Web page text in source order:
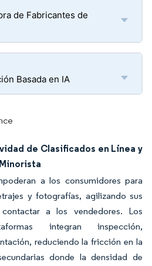
de Fabricantes de
Basada en IA
de Clasificados en Línea y
a los consumidores para
y fotografías, agilizando sus
a los vendedores. Los
integran inspección,
reduciendo la fricción en la
donde la densidad de